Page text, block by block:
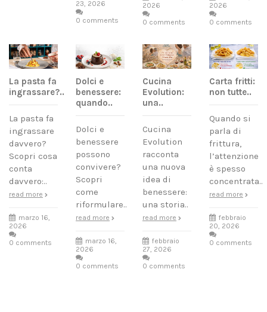
23, 2026
0 comments
2026
0 comments
2026
0 comments
La pasta fa
ingrassare?..
La pasta fa
ingrassare
davvero?
Scopri cosa
conta
davvero:..
read more
marzo 16,
2026
0 comments
Dolci e
benessere:
quando..
Dolci e
benessere
possono
convivere?
Scopri
come
riformulare..
read more
marzo 16,
2026
0 comments
Cucina
Evolution:
una..
Cucina
Evolution
racconta
una nuova
idea di
benessere:
una storia..
read more
febbraio
27, 2026
0 comments
Carta fritti:
non tutte..
Quando si
parla di
frittura,
l’attenzione
è spesso
concentrata..
read more
febbraio
20, 2026
0 comments